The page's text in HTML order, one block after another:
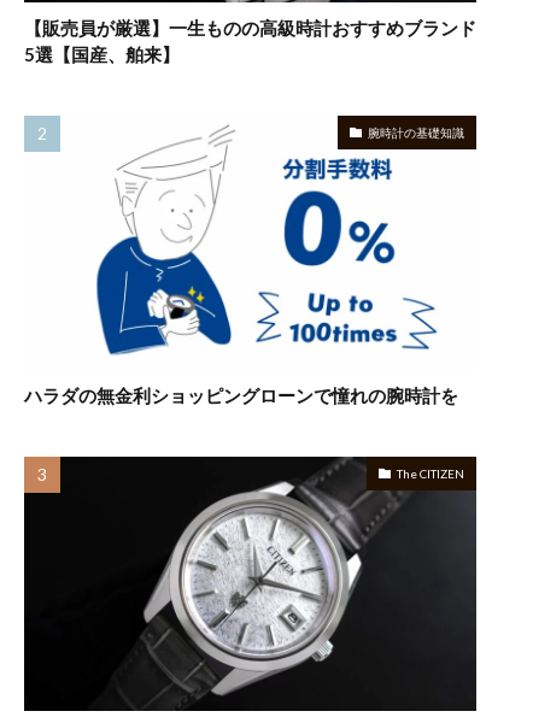
【販売員が厳選】一生ものの高級時計おすすめブランド
5選【国産、舶来】
腕時計の基礎知識
ハラダの無金利ショッピングローンで憧れの腕時計を
The CITIZEN